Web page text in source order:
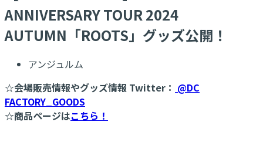
ANNIVERSARY TOUR 2024
AUTUMN「ROOTS」グッズ公開！
アンジュルム
☆会場販売情報やグッズ情報 Twitter： @DC
FACTORY_GOODS
☆商品ページはこちら！